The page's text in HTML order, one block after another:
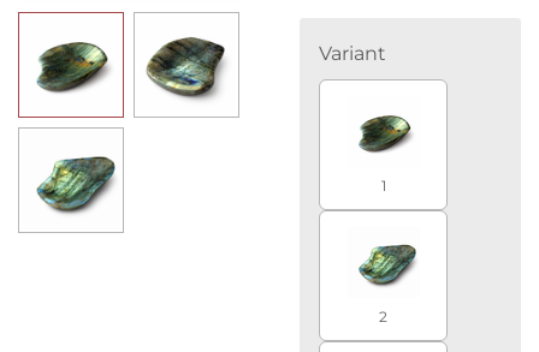
Variant
1
2